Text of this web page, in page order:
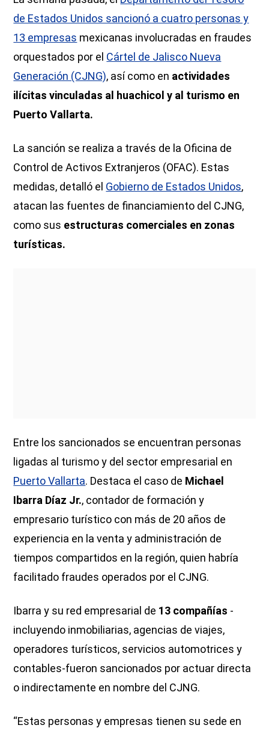
de Estados Unidos sancionó a cuatro personas y
13 empresas mexicanas involucradas en fraudes
orquestados por el Cártel de Jalisco Nueva
Generación (CJNG), así como en actividades
ilícitas vinculadas al huachicol y al turismo en
Puerto Vallarta.
La sanción se realiza a través de la Oficina de
Control de Activos Extranjeros (OFAC). Estas
medidas, detalló el Gobierno de Estados Unidos,
atacan las fuentes de financiamiento del CJNG,
como sus estructuras comerciales en zonas
turísticas.
Entre los sancionados se encuentran personas
ligadas al turismo y del sector empresarial en
Puerto Vallarta. Destaca el caso de Michael
Ibarra Díaz Jr., contador de formación y
empresario turístico con más de 20 años de
experiencia en la venta y administración de
tiempos compartidos en la región, quien habría
facilitado fraudes operados por el CJNG.
Ibarra y su red empresarial de 13 compañías -
incluyendo inmobiliarias, agencias de viajes,
operadores turísticos, servicios automotrices y
contables-fueron sancionados por actuar directa
o indirectamente en nombre del CJNG.
“Estas personas y empresas tienen su sede en